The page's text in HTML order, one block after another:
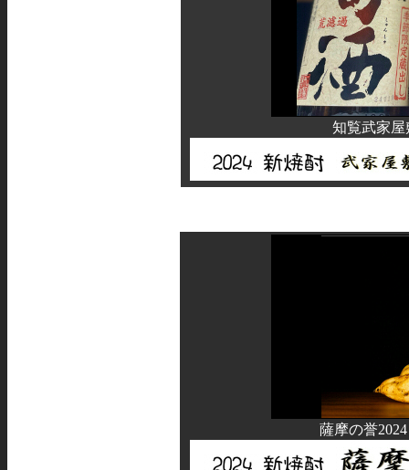
知覧武家
薩摩の誉